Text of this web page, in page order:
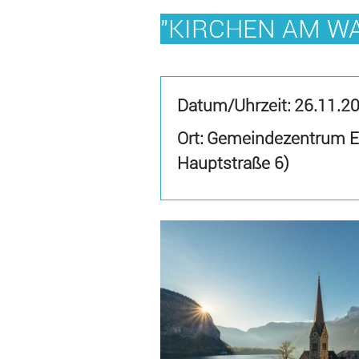
"KIRCHEN AM
Datum/Uhrzeit:
Ort: Gemeindezentrum
Hauptstraße 6)